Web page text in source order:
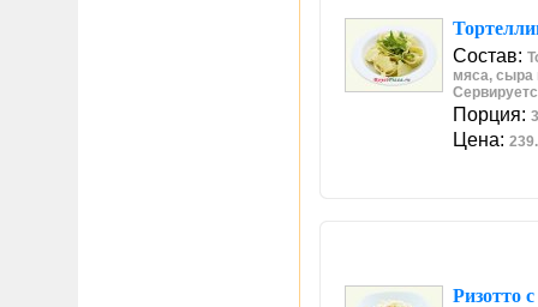
Состав:
мяса, сыра
Порция:
Цена:
Ризотто